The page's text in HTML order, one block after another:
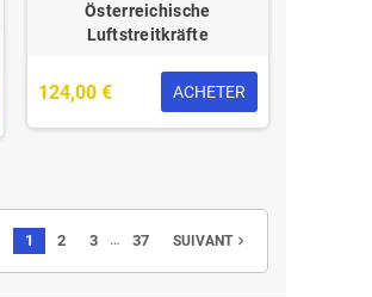
Österreichische
Luftstreitkräfte
124,00 € ACHETER
1 2 3 … 37 SUIVANTnavigate_next